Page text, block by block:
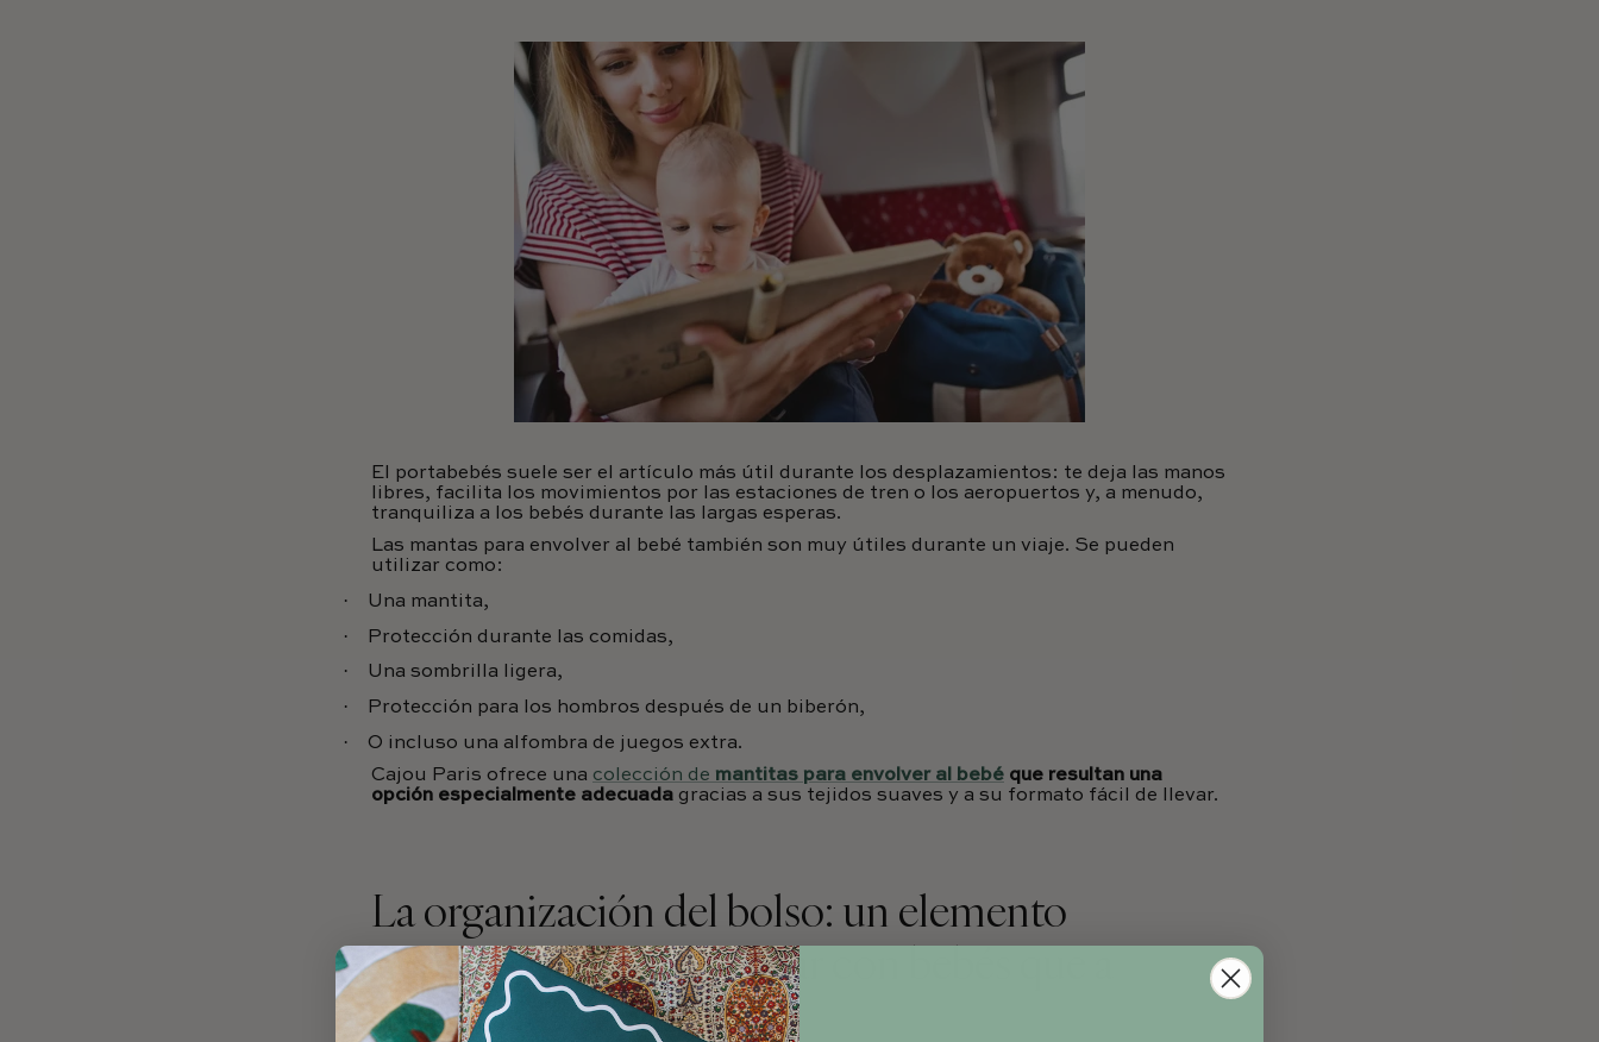
El portabebés suele ser el artículo más útil durante los desplazamientos: te deja las manos
libres, facilita los movimientos por las estaciones de tren o los aeropuertos y, a menudo,
tranquiliza a los bebés durante las largas esperas.
Las mantas para envolver al bebé también son muy útiles durante un viaje. Se pueden
utilizar como:
· Una mantita,
· Protección durante las comidas,
· Una sombrilla ligera,
· Protección para los hombros después de un biberón,
·
O incluso una alfombra de juegos extra.
Cajou Paris ofrece una colección de mantitas para envolver al bebé que resultan una
opción especialmente adecuada gracias a sus tejidos suaves y a su formato fácil de llevar.
La organización del bolso: un elemento
imprescindible para viajar con bebés que a
menudo se subestima